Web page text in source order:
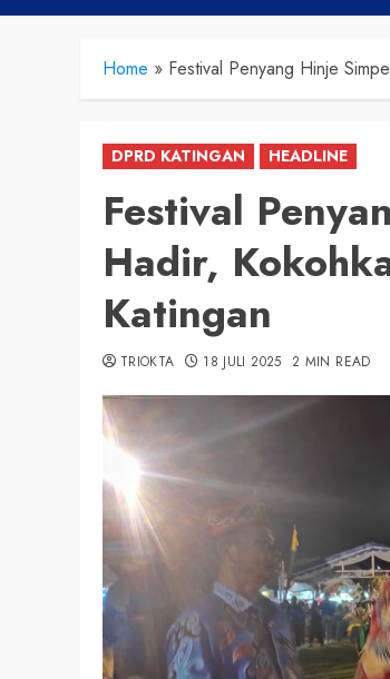
Home » Festival Penyang Hinje
DPRD KATINGAN HEADLINE
Festival
Hadir,
Katingan
TRIOKTA 18 JULI 2025 2 MIN READ